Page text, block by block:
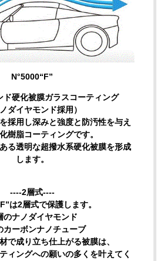
パーツコーティング
バーコーティング １年コーティ
牲被膜復元コーティング
レタンレジン配合簡易コーティン
ンナノチューブ希釈液
ーボンナノチューブ配合帯電防止
N°5000“F”
ド硬化被膜ガラスコーティング
ノダイヤモンド採用）
採用し深みと強度と防汚性を与え
樹脂コーティングです。
る透明な超撥水系硬化被膜を形成
します。
----2層式----
は2層式で保護します。
のナノダイヤモンド
カーボンナノチューブ
で成り立ち仕上がる被膜は、
ィングへの願いの多くを叶えてく